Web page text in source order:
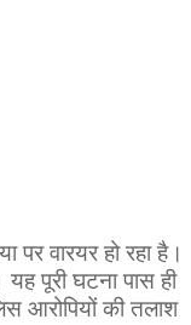
पर वारयर हो रहा है।
पूरी घटना पास ही
आरोपियों की तलाश